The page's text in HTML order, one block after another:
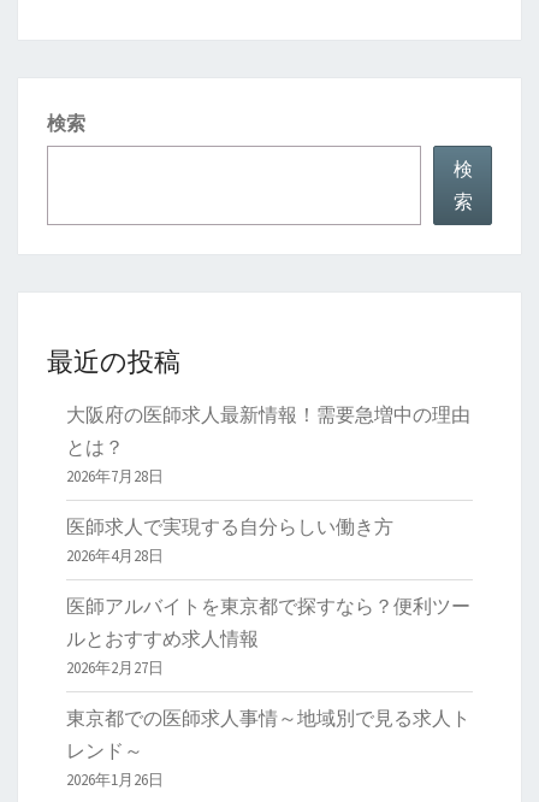
検索
検
索
最近の投稿
大阪府の医師求人最新情報！需要急増中の理由
とは？
2026年7月28日
医師求人で実現する自分らしい働き方
2026年4月28日
医師アルバイトを東京都で探すなら？便利ツー
ルとおすすめ求人情報
2026年2月27日
東京都での医師求人事情～地域別で見る求人ト
レンド～
2026年1月26日